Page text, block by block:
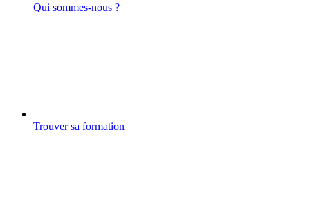
Qui sommes-nous ?
Trouver sa formation